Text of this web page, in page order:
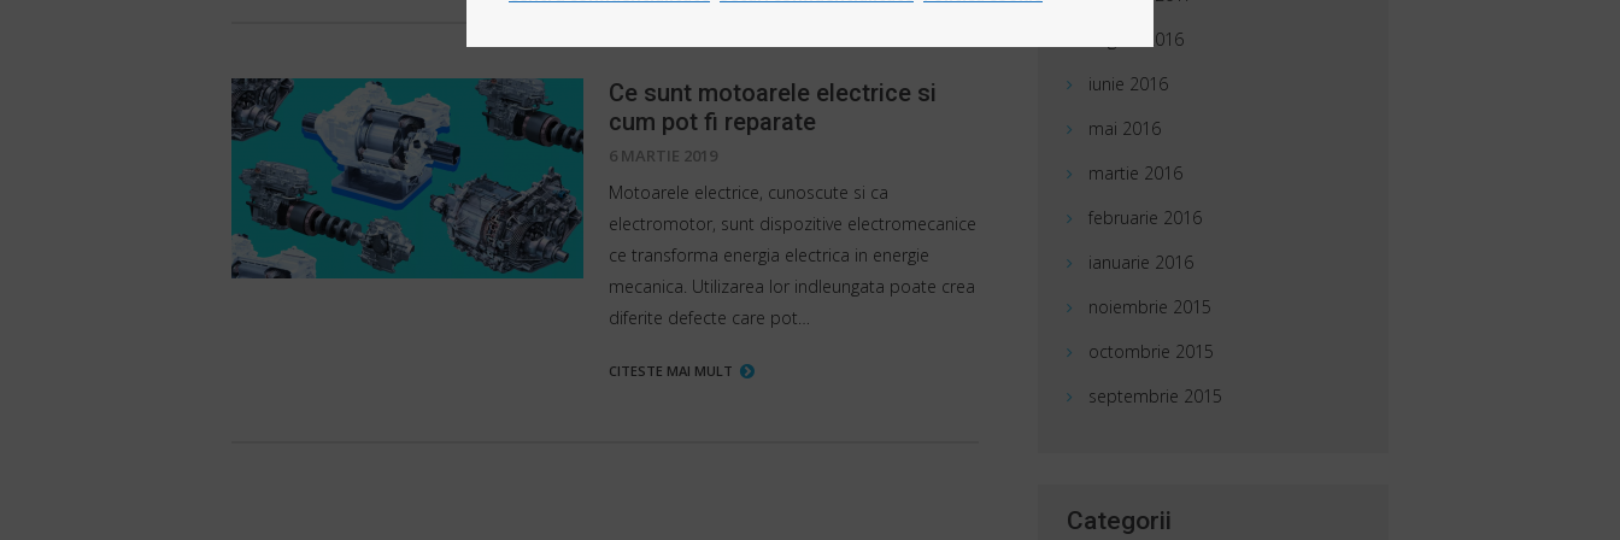
Ce sunt motoarele electrice si
cum pot fi reparate
6 MARTIE 2019
Motoarele electrice, cunoscute si ca
electromotor, sunt dispozitive electromecanice
ce transforma energia electrica in energie
mecanica. Utilizarea lor indleungata poate crea
diferite defecte care pot…
CITESTE MAI MULT
august 2016
iunie 2016
mai 2016
martie 2016
februarie 2016
ianuarie 2016
noiembrie 2015
octombrie 2015
septembrie 2015
Categorii